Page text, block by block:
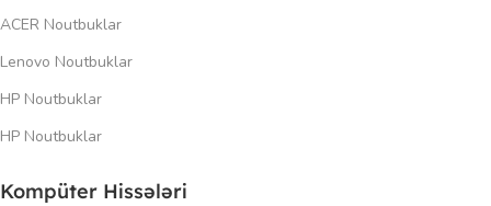
ACER Noutbuklar
Lenovo Noutbuklar
HP Noutbuklar
HP Noutbuklar
Kompüter Hissələri